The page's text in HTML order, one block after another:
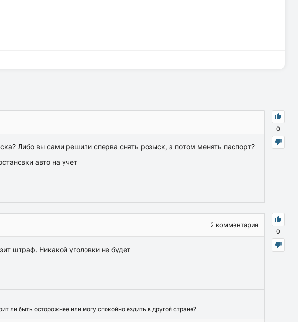
0
Либо вы сами решили сперва снять розыск, а потом менять паспорт?
авто на учет
0
2 комментария
штраф. Никакой уголовки не будет
быть осторожнее или могу спокойно ездить в другой стране?